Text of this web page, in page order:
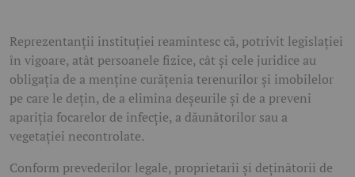
Reprezentanții instituției reamintesc că, potrivit legislației
în vigoare, atât persoanele fizice, cât și cele juridice au
obligația de a menține curățenia terenurilor și imobilelor
pe care le dețin, de a elimina deșeurile și de a preveni
apariția focarelor de infecție, a dăunătorilor sau a
vegetației necontrolate.
Conform prevederilor legale, proprietarii și deținătorii de